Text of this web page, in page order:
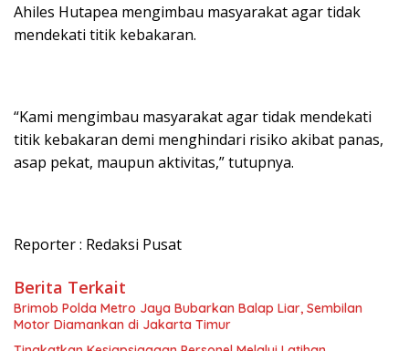
Ahiles Hutapea mengimbau masyarakat agar tidak
mendekati titik kebakaran.
“Kami mengimbau masyarakat agar tidak mendekati
titik kebakaran demi menghindari risiko akibat panas,
asap pekat, maupun aktivitas,” tutupnya.
Reporter : Redaksi Pusat
Berita Terkait
Brimob Polda Metro Jaya Bubarkan Balap Liar, Sembilan
Motor Diamankan di Jakarta Timur